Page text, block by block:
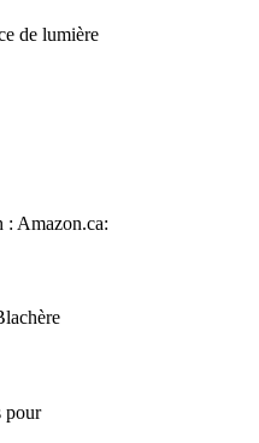
de lumière
: Amazon.ca:
pour